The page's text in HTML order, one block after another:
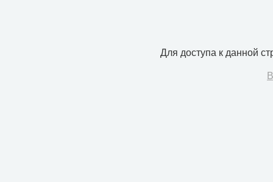
Для доступа к данной